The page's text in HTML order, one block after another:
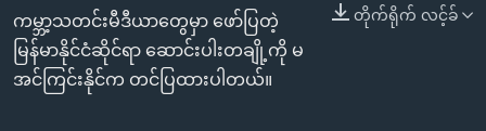
ကျော်
ကြည့်
ဗွီအိုအေ လူမှုကွန်ယက်များ တိုက်ရိုက် လင့်ခ်
ကမ္ဘာ့သတင်းမီဒီယာတွေမှာ ဖော်ပြတဲ့
မြန်မာနိုင်ငံဆိုင်ရာ ဆောင်းပါးတချို့ကို မ
အင်ကြင်းနိုင်က တင်ပြထားပါတယ်။